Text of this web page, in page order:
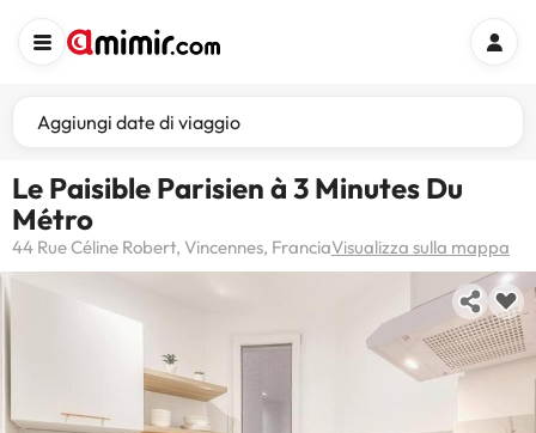
Aggiungi date di viaggio
Le Paisible Parisien à 3 Minutes Du
Métro
44 Rue Céline Robert, Vincennes, FranciaVisualizza sulla mappa